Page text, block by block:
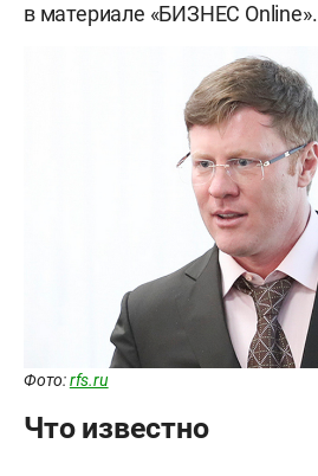
в материале «БИЗНЕС Online».
Фото:rfs.ru
Что известно